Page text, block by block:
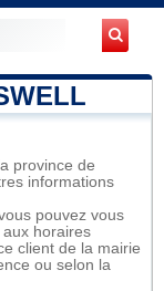
province de
informations
pouvez vous
horaires
client de la mairie
ou selon la